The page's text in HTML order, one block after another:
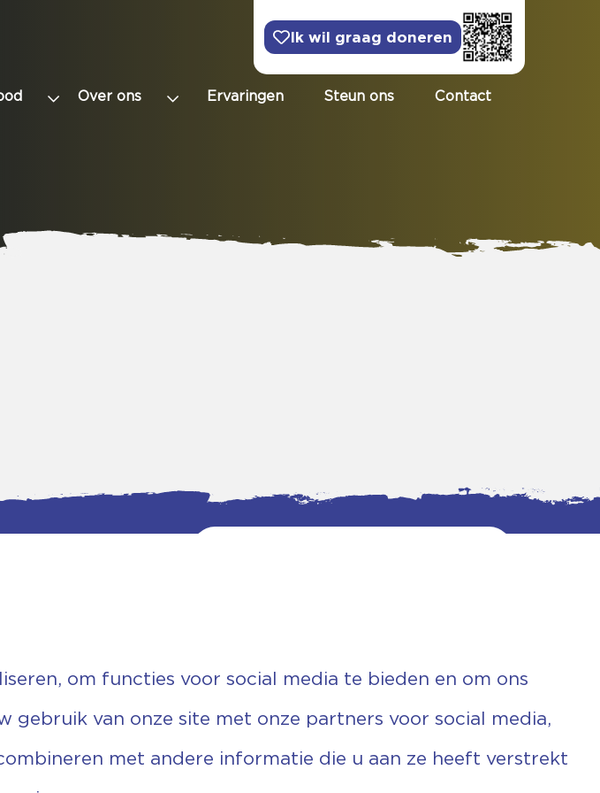
Ik wil graag doneren
Over ons Ervaringen Steun ons Contact
Fiscaal: 819280288
Rek.nr: NL85RABO0127579230
om functies voor social media te bieden en om ons
gebruik van onze site met onze partners voor social media,
met andere informatie die u aan ze heeft verstrekt